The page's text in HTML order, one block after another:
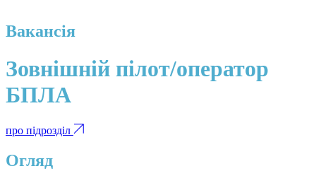
Вакансія
Зовнішній пілот/оператор
БПЛА
про підрозділ
Огляд